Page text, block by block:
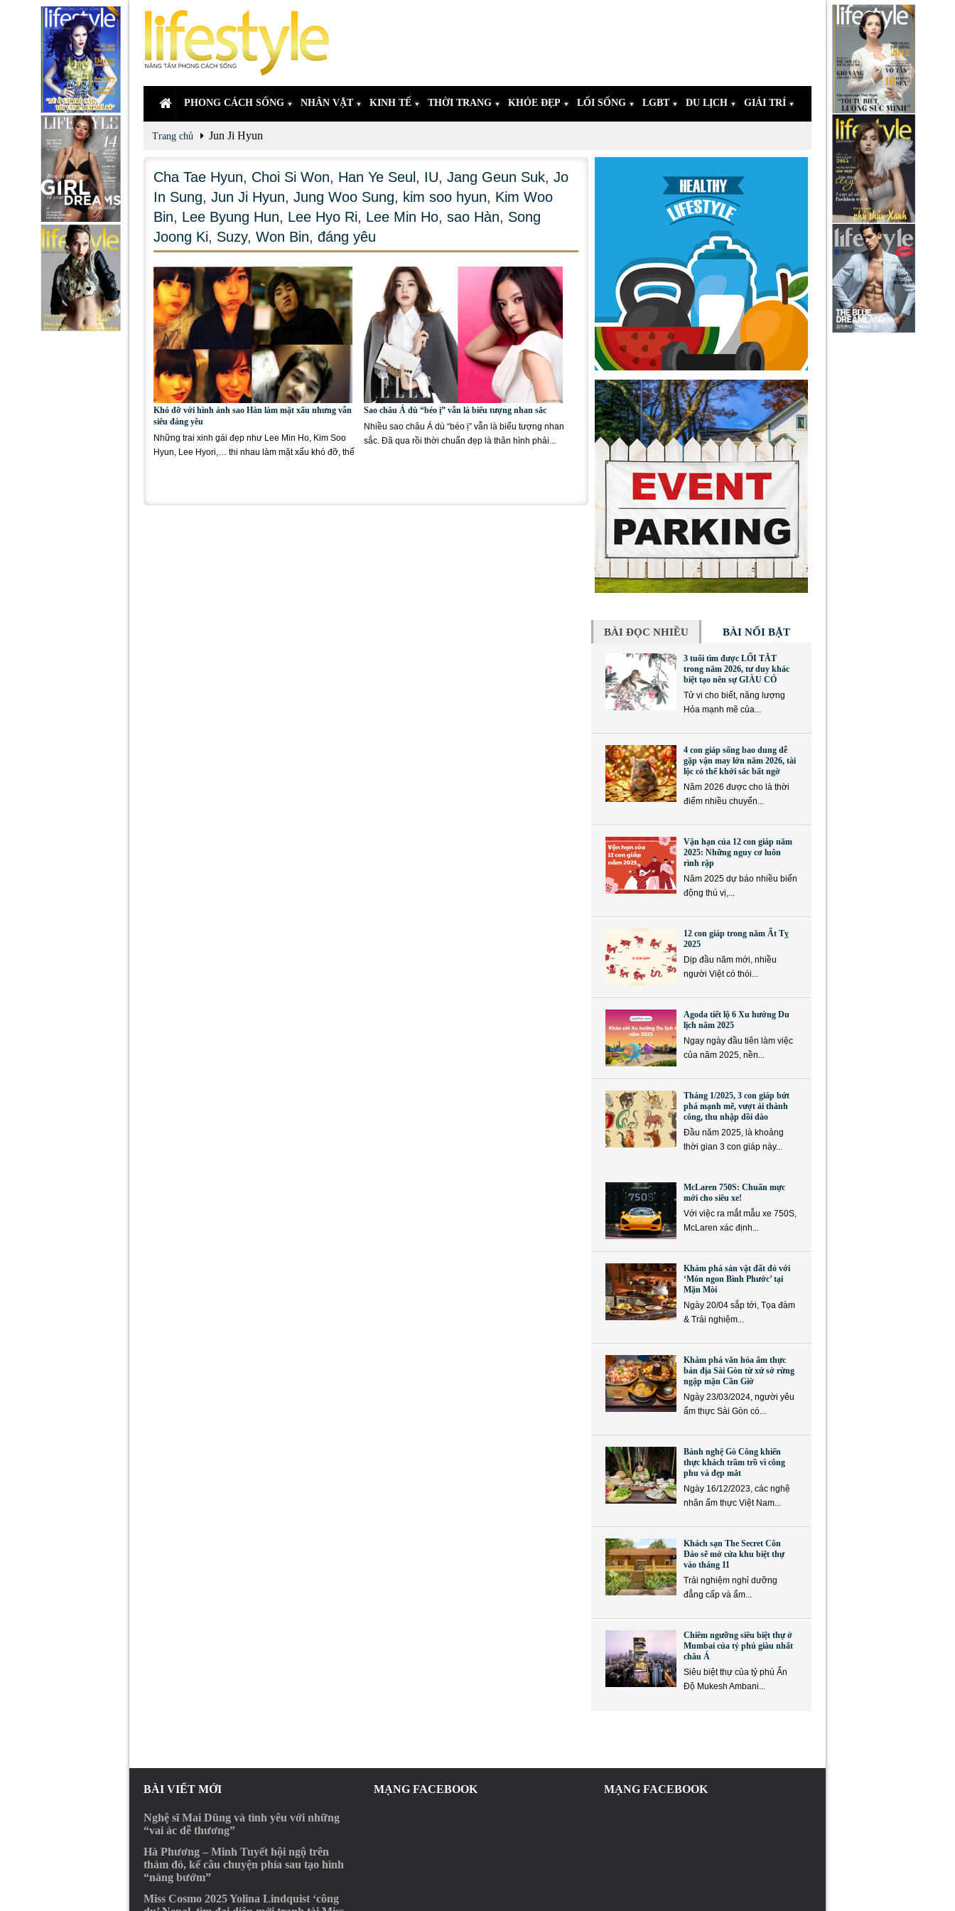
PHONG CÁCH SỐNG NHÂN VẬT KINH TẾ THỜI TRANG KHỎE ĐẸP LỐI SỐNG LGBT DU LỊCH GIẢI TRÍ
Trang chủ Jun Ji Hyun
Cha Tae Hyun, Choi Si Won, Han Ye Seul , IU, Jang Geun Suk, Jo
In Sung, Jun Ji Hyun, Jung Woo Sung, kim soo hyun, Kim Woo
Bin, Lee Byung Hun, Lee Hyo Ri, Lee Min Ho, sao Hàn, Song
Joong Ki, Suzy, Won Bin, đáng yêu
Khó đỡ với hình ảnh sao Hàn làm mặt xấu nhưng vẫn
siêu đáng yêu
Những trai xinh gái đẹp như Lee Min Ho, Kim Soo
Hyun, Lee Hyori,… thi nhau làm mặt xấu khó đỡ, thế
Sao châu Á dù “béo ị” vẫn là biểu tượng nhan sắc
Nhiều sao châu Á dù “béo ị” vẫn là biểu tượng nhan
sắc. Đã qua rồi thời chuẩn đẹp là thân hình phải...
BÀI ĐỌC NHIỀU BÀI NỔI BẬT
3 tuổi tìm được LỐI TẮT
trong năm 2026, tư duy khác
biệt tạo nên sự GIÀU CÓ
Tử vi cho biết, năng lượng
Hỏa mạnh mẽ của...
4 con giáp sống bao dung dễ
gặp vận may lớn năm 2026, tài
lộc có thể khởi sắc bất ngờ
Năm 2026 được cho là thời
điểm nhiều chuyển...
Vận hạn của 12 con giáp năm
2025: Những nguy cơ luôn
rình rập
Năm 2025 dự báo nhiều biến
động thú vị,...
12 con giáp trong năm Ất Tỵ
2025
Dịp đầu năm mới, nhiều
người Việt có thói...
Agoda tiết lộ 6 Xu hướng Du
lịch năm 2025
Ngay ngày đầu tiên làm việc
của năm 2025, nền...
Tháng 1/2025, 3 con giáp bứt
phá mạnh mẽ, vượt ải thành
công, thu nhập dồi dào
Đầu năm 2025, là khoảng
thời gian 3 con giáp này...
McLaren 750S: Chuẩn mực
mới cho siêu xe!
Với việc ra mắt mẫu xe 750S,
McLaren xác định...
Khám phá sản vật đất đỏ với
‘Món ngon Bình Phước’ tại
Mặn Mòi
Ngày 20/04 sắp tới, Tọa đàm
& Trải nghiệm...
Khám phá văn hóa ẩm thực
bản địa Sài Gòn từ xứ sở rừng
ngập mặn Cần Giờ
Ngày 23/03/2024, người yêu
ẩm thực Sài Gòn có...
Bánh nghệ Gò Công khiến
thực khách trầm trồ vì công
phu và đẹp mắt
Ngày 16/12/2023, các nghệ
nhân ẩm thực Việt Nam...
Khách sạn The Secret Côn
Đảo sẽ mở cửa khu biệt thự
vào tháng 11
Trải nghiệm nghỉ dưỡng
đẳng cấp và ẩm...
Chiêm ngưỡng siêu biệt thự ở
Mumbai của tỷ phú giàu nhất
châu Á
Siêu biệt thự của tỷ phú Ấn
Độ Mukesh Ambani...
BÀI VIẾT MỚI
Nghệ sĩ Mai Dũng và tình yêu với những
“vai ác dễ thương”
Hà Phương – Minh Tuyết hội ngộ trên
thảm đỏ, kể câu chuyện phía sau tạo hình
“nàng bướm”
Miss Cosmo 2025 Yolina Lindquist ‘công
MẠNG FACEBOOK MẠNG FACEBOOK